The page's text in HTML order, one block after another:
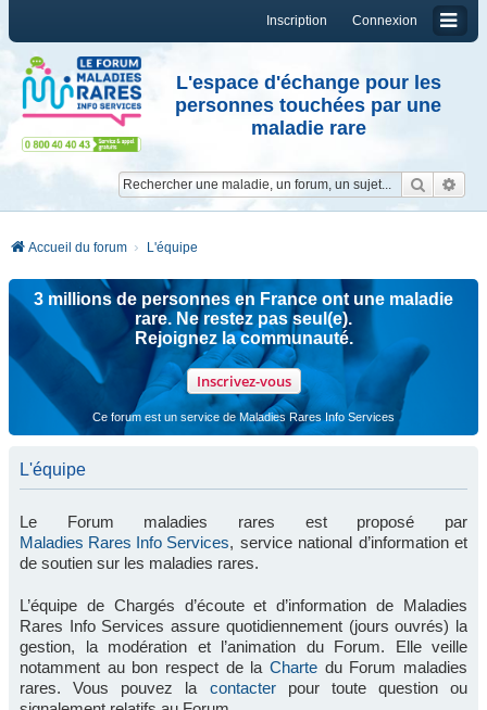
Connexion
Inscription
L'espace d'échange pour les
personnes touchées par une
maladie rare
Accueil du forum L'équipe
3 millions de personnes en France ont une maladie
rare. Ne restez pas seul(e).
Rejoignez la communauté.
Inscrivez-vous
Ce forum est un service de Maladies Rares Info Services
L'équipe
Le Forum maladies rares est proposé par
Maladies Rares Info Services, service national d’information et
de soutien sur les maladies rares.
L’équipe de Chargés d’écoute et d’information de Maladies
Rares Info Services assure quotidiennement (jours ouvrés) la
gestion, la modération et l’animation du Forum. Elle veille
notamment au bon respect de la Charte du Forum maladies
rares. Vous pouvez la contacterpour toute question ou